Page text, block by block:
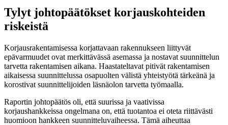
Tylyt johtopäätökset korjauskohteiden
riskeistä
Korjausrakentamisessa korjattavaan rakennukseen liittyvät
epävarmuudet ovat merkittävässä asemassa ja nostavat suunnittelun
tarvetta rakentamisen aikana. Haastateltavat pitivät rakentamisen
aikaisessa suunnittelussa osapuolten välistä yhteistyötä tärkeänä ja
korostivat suunnittelijoiden läsnäolon tarvetta työmaalla.
Raportin johtopäätös oli, että suurissa ja vaativissa
korjaushankkeissa ongelmana on, että tuotantoa ei oteta riittävästi
huomioon hankkeen suunnitteluvaiheessa. Tämä aiheuttaa